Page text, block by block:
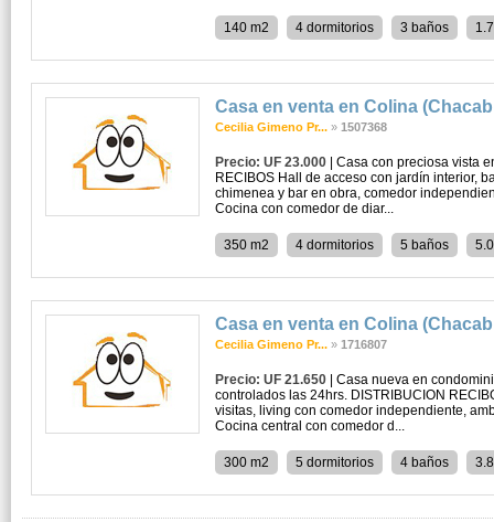
140 m2 4 dormitorios 3 baños
Casa en venta en Colina
Cecilia Gimeno Pr... » 1507368
Precio: UF 23.000 | Casa con preciosa vista
RECIBOS Hall de acceso con jardín interior,
chimenea y bar en obra, comedor
Cocina con comedor de diar...
350 m2 4 dormitorios 5 baños
Casa en venta en Colina
Cecilia Gimeno Pr... » 1716807
Precio: UF 21.650 | Casa nueva en
controlados las 24hrs. DISTRIBUCION
visitas, living con comedor independiente,
Cocina central con comedor d...
300 m2 5 dormitorios 4 baños